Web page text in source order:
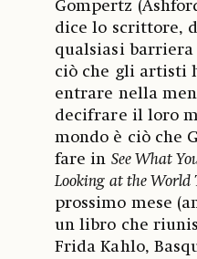
Gompertz
dice lo scrittore,
qualsiasi
ciò che gli artisti
entrare nella
decifrare il loro
mondo è ciò che
fare in See What
Looking at the
prossimo mese
un libro che
Frida Kahlo,